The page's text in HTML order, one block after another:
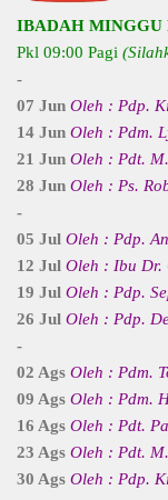
IBADAH MINGGU
Pkl 09:00 Pagi
-
07 Jun Oleh : Pdp.
14 Jun Oleh : Pdm.
21 Jun Oleh : Pdt.
28 Jun Oleh : Ps.
-
05 Jul Oleh : Pdp.
12 Jul Oleh : Ibu Dr.
19 Jul Oleh : Pdp.
26 Jul Oleh : Pdp.
-
02 Ags Oleh : Pdm.
09 Ags Oleh : Pdm.
16 Ags Oleh : Pdt.
23 Ags Oleh : Pdt.
30 Ags Oleh : Pdp.